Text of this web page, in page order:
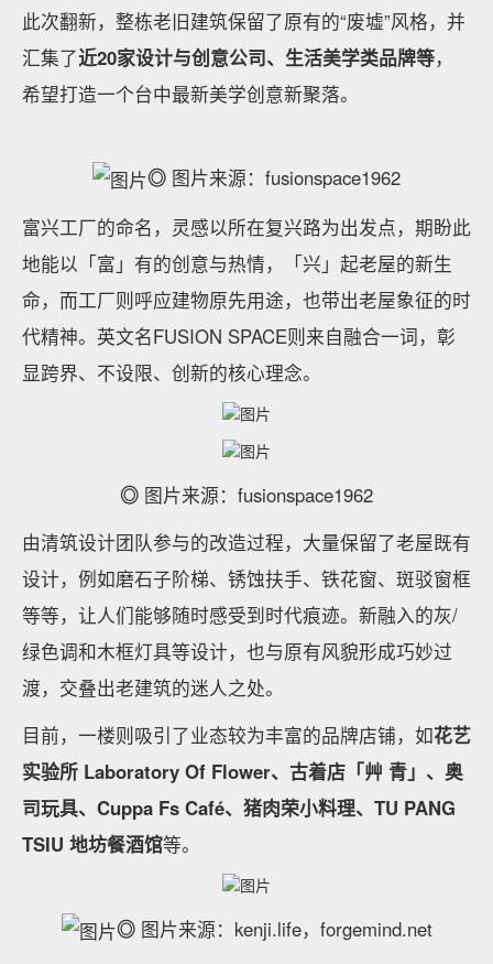
此次翻新，整栋老旧建筑保留了原有的“废墟”风格，并
汇集了近20家设计与创意公司、生活美学类品牌等，
希望打造一个台中最新美学创意新聚落。
◎ 图片来源：fusionspace1962
富兴工厂的命名，灵感以所在复兴路为出发点，期盼此
地能以「富」有的创意与热情，「兴」起老屋的新生
命，而工厂则呼应建物原先用途，也带出老屋象征的时
代精神。英文名FUSION SPACE则来自融合一词，彰
显跨界、不设限、创新的核心理念。
◎ 图片来源：fusionspace1962
由清筑设计团队参与的改造过程，大量保留了老屋既有
设计，例如磨石子阶梯、锈蚀扶手、铁花窗、斑驳窗框
等等，让人们能够随时感受到时代痕迹。新融入的灰/
绿色调和木框灯具等设计，也与原有风貌形成巧妙过
渡，交叠出老建筑的迷人之处。
目前，一楼则吸引了业态较为丰富的品牌店铺，如花艺
实验所 Laboratory Of Flower、古着店「艸 青」、奥
司玩具、Cuppa Fs Café、猪肉荣小料理、TU PANG
TSIU 地坊餐酒馆等。
◎ 图片来源：kenji.life，forgemind.net